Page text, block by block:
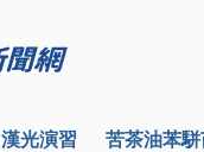
漢光演習 苦茶油苯